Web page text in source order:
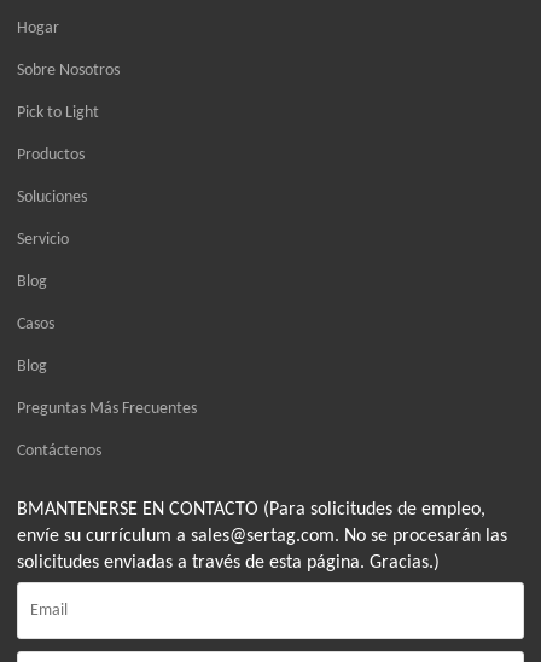
Hogar
Sobre Nosotros
Pick to Light
Productos
Soluciones
Servicio
Blog
Casos
Blog
Preguntas Más Frecuentes
Contáctenos
BMANTENERSE EN CONTACTO (Para solicitudes de empleo,
envíe su currículum a sales@sertag.com. No se procesarán las
solicitudes enviadas a través de esta página. Gracias.)